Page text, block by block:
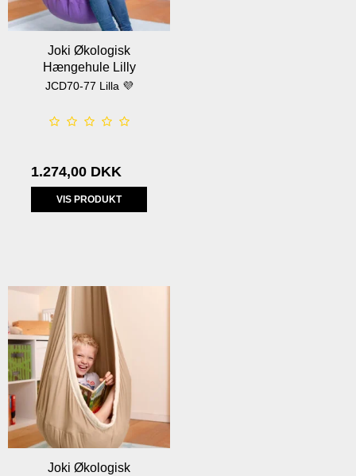
Joki Økologisk
Hængehule Lilly
JCD70-77 Lilla 💜
1.274,00 DKK
VIS PRODUKT
Joki Økologisk